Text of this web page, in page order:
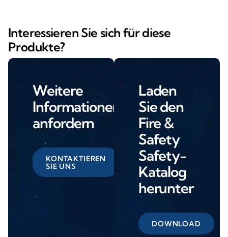
Interessieren Sie sich für diese
Produkte?
Weitere
Informationen
anfordern
KONTAKTIEREN
SIE UNS
Laden
Sie den
Fire &
Safety
Safety-
Katalog
herunter
DOWNLOAD